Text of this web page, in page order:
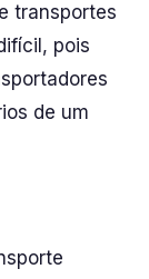
transportes
pois
de um